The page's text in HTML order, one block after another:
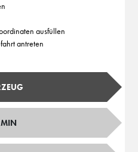
ausfüllen
antreten